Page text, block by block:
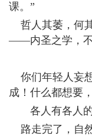
课。”
哲人其萎，何
——内圣之学，不
你们年轻人妄
成！什么都想要
各人有各人的
路走完了，自